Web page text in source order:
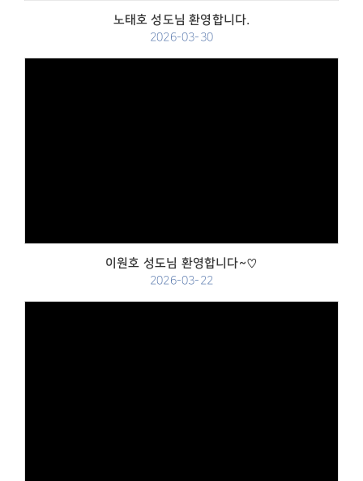
노태호 성도님 환영합니다.
2026-03-30
이원호 성도님 환영합니다~♡
2026-03-22